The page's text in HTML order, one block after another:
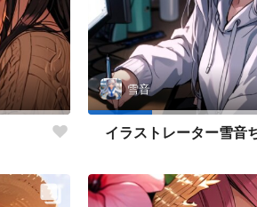
雪音
イラストレーター雪音